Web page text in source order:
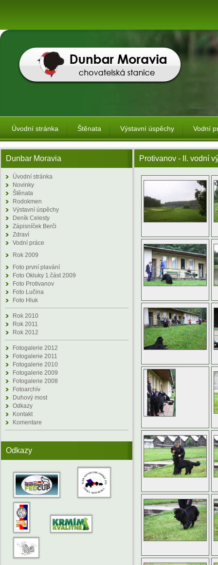
Úvodní stránka Štěnata Výstavní úspěchy Vodní
Dunbar Moravia
Úvodní stránka
Novinky
Štěnata
Rodokmen
Výstavní úspěchy
Deník Celesty
Zápisníček Berči
Zdraví
Vodní práce
Rok 2009
Foto první plavání
Foto Okluky 1.část 2009
Foto Protivanov
Foto Lučina
Foto Hluk
Rok 2010
Rok 2011
Rok 2012
Fotogalerie 2012
Fotogalerie 2011
Fotogalerie 2010
Fotogalerie 2009
Fotogalerie 2008
Fotoarchív
Duhový most
Odkazy
Kontakt
Komentare
Odkazy
Protivanov - II. vodní